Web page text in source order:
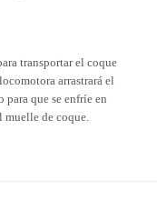
transportar el coque
arrastrará el
que se enfríe en
muelle de coque.